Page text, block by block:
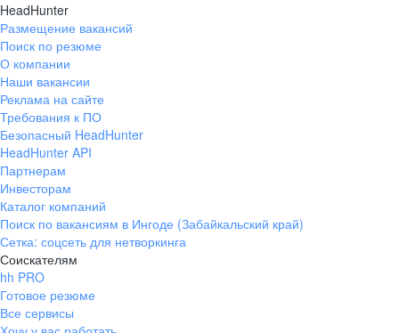
HeadHunter
Размещение вакансий
Поиск по резюме
О компании
Наши вакансии
Реклама на сайте
Требования к ПО
Безопасный HeadHunter
HeadHunter API
Партнерам
Инвесторам
Каталог компаний
Поиск по вакансиям в Ингоде (Забайкальский край)
Сетка: соцсеть для нетворкинга
Соискателям
hh PRO
Готовое резюме
Все сервисы